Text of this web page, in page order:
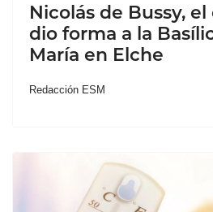
Nicolás de Bussy,
dio forma a la
María en Elche
Redacción ESM